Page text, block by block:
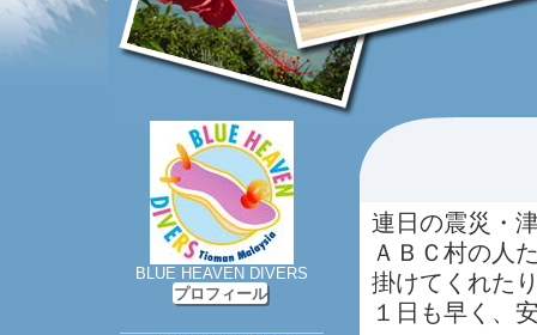
連日の震災・
ＡＢＣ村の人
掛けてくれた
１日も早く、
BLUE HEAVEN DIVERS
プロフィール